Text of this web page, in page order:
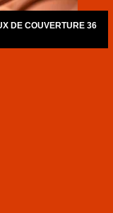
DE COUVERTURE 36